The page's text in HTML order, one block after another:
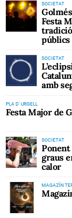
SOCIETAT
Festa
públics
SOCIETAT
amb
PLA D' URGELL
Festa Major de
SOCIETAT
Ponent
graus
calor
MAGAZÍN